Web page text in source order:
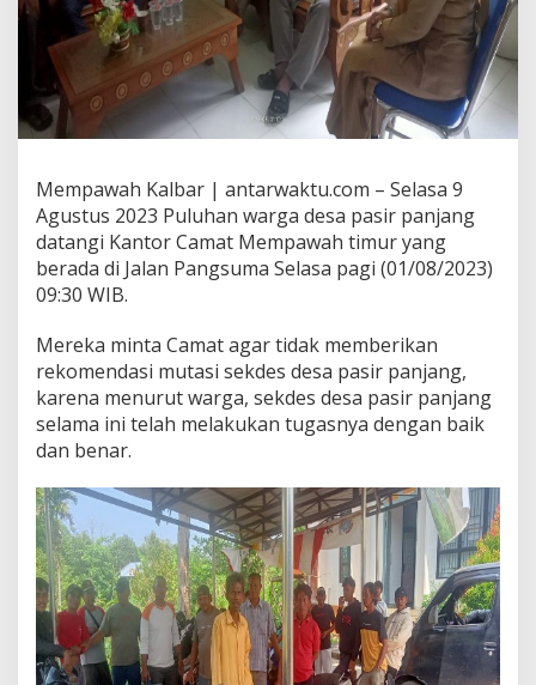
Mempawah Kalbar | antarwaktu.com – Selasa 9
Agustus 2023 Puluhan warga desa pasir panjang
datangi Kantor Camat Mempawah timur yang
berada di Jalan Pangsuma Selasa pagi (01/08/2023)
09:30 WIB.
Mereka minta Camat agar tidak memberikan
rekomendasi mutasi sekdes desa pasir panjang,
karena menurut warga, sekdes desa pasir panjang
selama ini telah melakukan tugasnya dengan baik
dan benar.